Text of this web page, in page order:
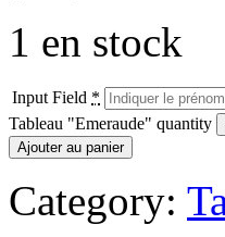
1 en stock
Input Field *
Tableau "Emeraude" quantity
Ajouter au panier
Category: